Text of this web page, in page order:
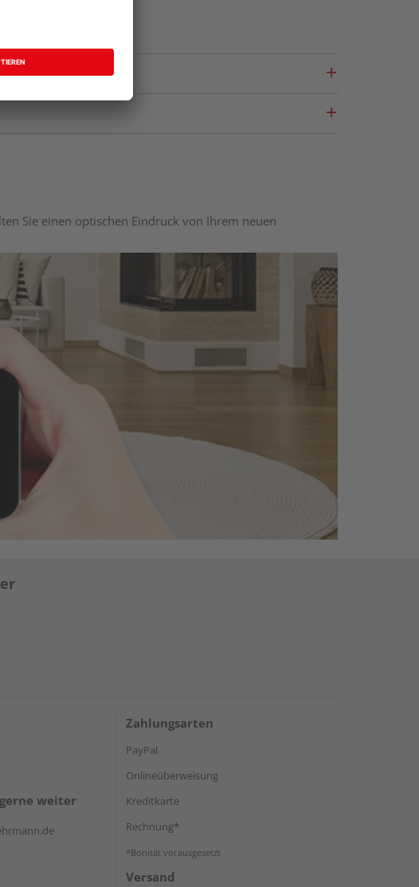
Sie einen optischen Eindruck von Ihrem neuen
weiter
Zahlungsarten
PayPal
Onlineüberweisung
Kreditkarte
Rechnung*
*Bonität vorausgesetzt
Versand